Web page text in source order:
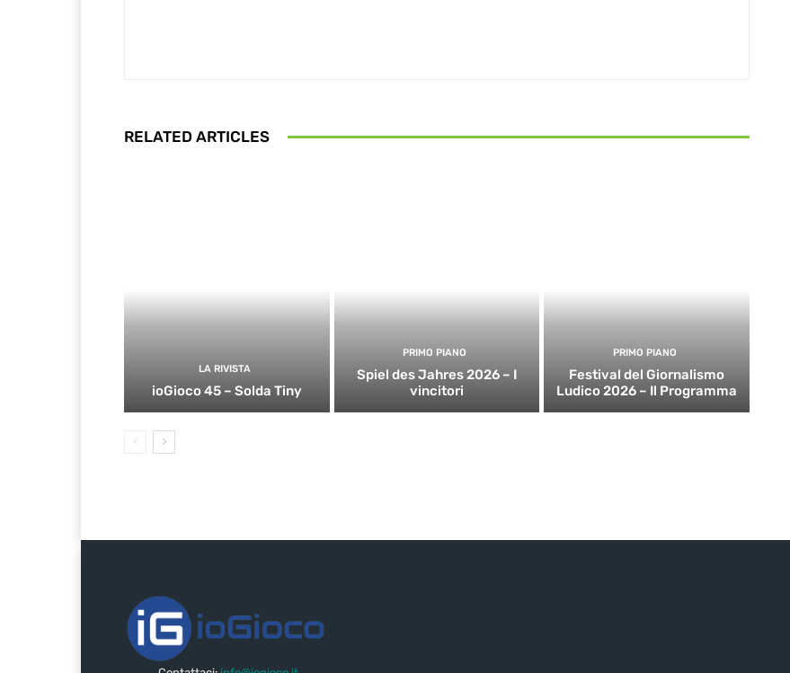
RELATED ARTICLES
LA RIVISTA
ioGioco 45 – Solda Tiny
PRIMO PIANO
Spiel des Jahres 2026 – I
vincitori
PRIMO PIANO
Festival del Giornalismo
Ludico 2026 – Il Programma